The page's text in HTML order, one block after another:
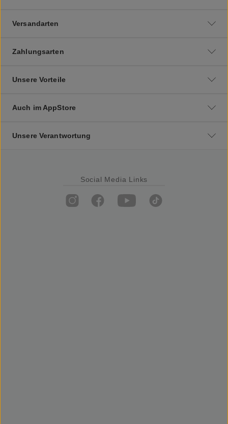
Versandarten
Zahlungsarten
Unsere Vorteile
Auch im AppStore
Unsere Verantwortung
Social Media Links